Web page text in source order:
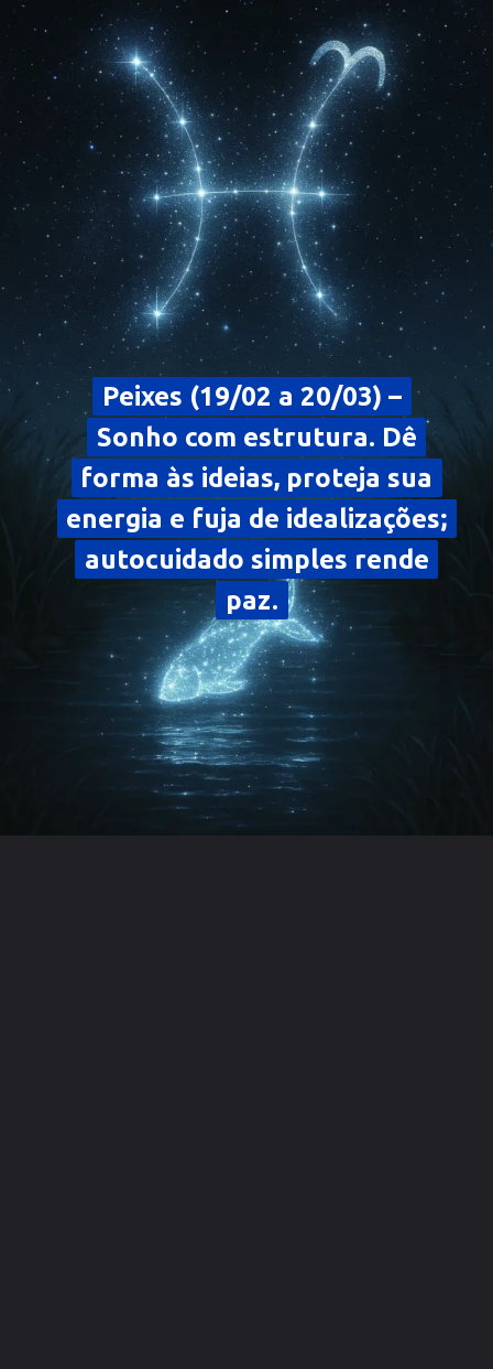
Peixes (19/02 a 20/03) –
Sonho com estrutura. Dê
forma às ideias, proteja sua
energia e fuja de idealizações;
autocuidado simples rende
paz.
Peixes (19/02 a 20/03) –
Sonho com estrutura. Dê
forma às ideias, proteja sua
energia e fuja de idealizações;
autocuidado simples rende
paz.